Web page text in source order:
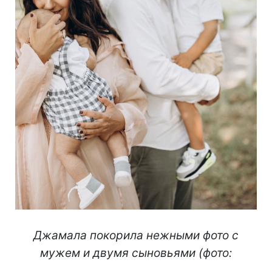
Джамала покорила нежными фото с
мужем и двумя сыновьями (фото: